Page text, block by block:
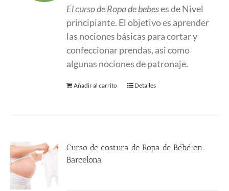
era:
660.00 €.
es:
360.00 €.
El curso de Ropa de bebeses de Nivel
principiante. El objetivo es aprender
las nociones básicas para cortar y
confeccionar prendas, asi como
algunas nociones de patronaje.
Añadir al carrito Detalles
Curso de costura de Ropa de Bébé en
Barcelona